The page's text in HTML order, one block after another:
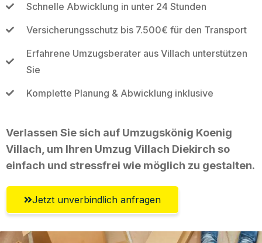
Schnelle Abwicklung in unter 24 Stunden
Versicherungsschutz bis 7.500€ für den Transport
Erfahrene Umzugsberater aus Villach unterstützen
Sie
Komplette Planung & Abwicklung inklusive
Verlassen Sie sich auf Umzugskönig Koenig
Villach, um Ihren Umzug Villach Diekirch so
einfach und stressfrei wie möglich zu gestalten.
Jetzt unverbindlich anfragen